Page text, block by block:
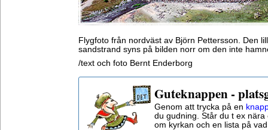
Flygfoto från nordväst av Björn Pettersson. Den
sandstrand syns på bilden norr om den inte
/text och foto Bernt Enderborg
Guteknappen -
Genom att trycka på en
du gudning. Står du t ex
om kyrkan och en lista på